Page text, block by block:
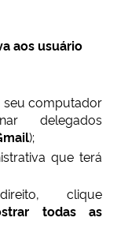
aos usuário
computador
delegados
);
que terá
clique
todas as